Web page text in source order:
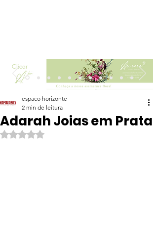
Clicar
Adarah Joias em Prata
espaco horizonte
2 min de leitura
Avaliado com NaN de 5 estrelas.